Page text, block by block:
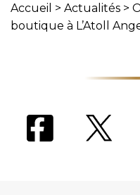
Accueil > Actualités >
boutique à L’Atoll